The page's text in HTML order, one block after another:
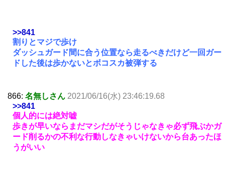
>>841
割りとマジで歩け
ダッシュガード間に合う位置なら走るべきだけど一回ガー
ドした後は歩かないとボコスカ被弾する
866: 名無しさん 2021/06/16(水) 23:46:19.68
>>841
個人的には絶対嘘
歩きが早いならまだマシだがそうじゃなきゃ必ず飛ぶかガ
ード削るかの不利な行動しなきゃいけないから台あったほ
うがいい